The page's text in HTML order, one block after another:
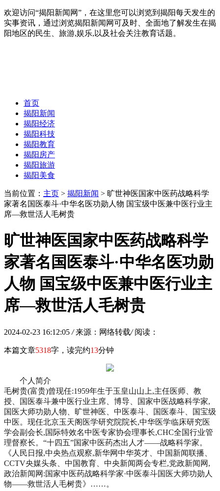
欢迎访问“揭阳新闻网”，在这里您可以浏览到揭阳每天发生的
实事资讯，通过浏览揭阳新闻网可及时、全面地了解发生在揭
阳地区的民生、旅游,娱乐,以及社会关注教育话题。
首页
揭阳新闻
揭阳经济
揭阳科技
揭阳教育
揭阳房产
揭阳旅游
揭阳美食
当前位置： 主页 > 揭阳新闻 > 旷世神医国家中医药战略科学
家著名国医泰斗·中华名医功勋人物 国宝级中医兼中医行业主
席—救世活人毛树贵
旷世神医国家中医药战略科学
家著名国医泰斗·中华名医功勋
人物 国宝级中医兼中医行业主
席—救世活人毛树贵
2024-02-23 16:12:05 / 来源：网络转载/ 阅读：
本篇文章5318字，读完约13分钟
个人简介
毛树贵(富贵)曾现任:1959年生于玉皇山山上,主任医师、教
授、国医泰斗兼中医行业主席、博导、国家中医战略科学家,
国医大师功勋人物、旷世神医、中医泰斗、国医泰斗、国宝级
中医。现任北京玉天阁医学研究院院长,中华医学临床研究医
学会副会长,国际特效名中医专家协会理事长,CHC全国行业管
理督察长。“十四五”国家中医药杰出人才——战略科学家。
《人民日报,中央热点观察,新华网中华英才、中国新闻联播、
CCTV央媒头条、中国教育、中央新闻两会专栏,党政新闻网,
政治新闻网:国家中医药战略科学家·中医泰斗国医大师功勋人
物——救世活人毛树贵》……。